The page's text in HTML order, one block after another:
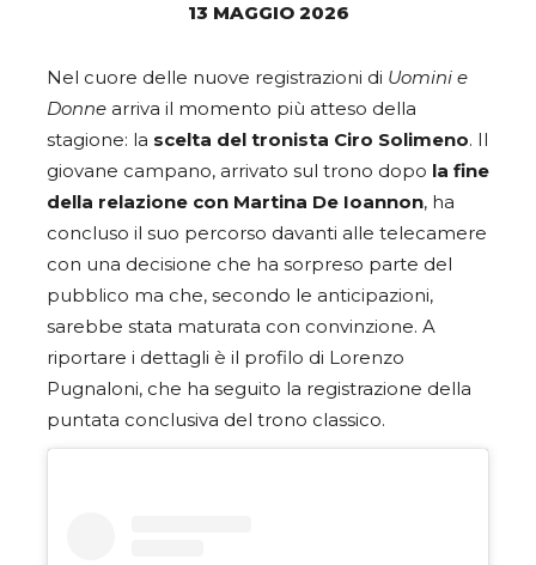
13 MAGGIO 2026
Nel cuore delle nuove registrazioni di Uomini e
Donne arriva il momento più atteso della
stagione: la scelta del tronista Ciro Solimeno. Il
giovane campano, arrivato sul trono dopo la fine
della relazione con Martina De Ioannon, ha
concluso il suo percorso davanti alle telecamere
con una decisione che ha sorpreso parte del
pubblico ma che, secondo le anticipazioni,
sarebbe stata maturata con convinzione. A
riportare i dettagli è il profilo di Lorenzo
Pugnaloni, che ha seguito la registrazione della
puntata conclusiva del trono classico.